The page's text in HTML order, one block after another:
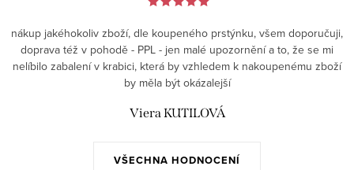
VŠECHNA HODNOCENÍ
nákup jakéhokoliv zboží, dle koupeného prstýnku, všem doporučuji,
doprava též v pohodě - PPL - jen malé upozornění a to, že se mi
nelíbilo zabalení v krabici, která by vzhledem k nakoupenému zboží
by měla být okázalejší
Viera KUTILOVÁ